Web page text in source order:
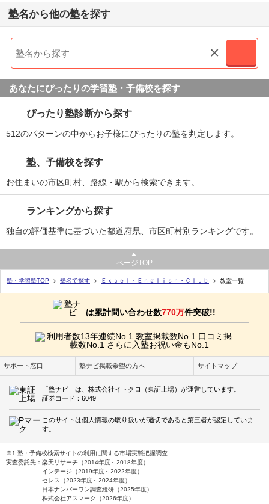
塾名から他の塾を探す
×
あなたにぴったりの学習塾・予備校を探す
ぴったり塾診断から探す
512のパターンの中からお子様にぴったりの塾を判定します。
塾、予備校を探す
お住まいの市区町村、路線・駅から検索できます。
ランキングから探す
独自の評価基準に基づいた都道府県、市区町村別ランキングです。
ページTOP
塾・学習塾TOP 塾名で探す Ｅｘｃｅｌ・Ｅｎｇｌｉｓｈ・Ｃｌｕｂ 教室一覧
は累計問い合わせ数770万件突破!!
サポート窓口 塾ナビ掲載希望の方へ サイトマップ
「塾ナビ」は、株式会社イトクロ（東証上場）が運営しています。
証券コード：6049
このサイトは個人情報の取り扱いが適切であると第三者が認定していま
す。
※1 塾・予備校検索サイトの利用に関する市場実態把握調査
実査委託先：楽天リサーチ（2014年度～2018年度）
インテージ（2019年度～2022年度）
セレス（2023年度～2024年度）
日本ナンバーワン調査総研（2025年度）
株式会社アスマーク（2026年度）